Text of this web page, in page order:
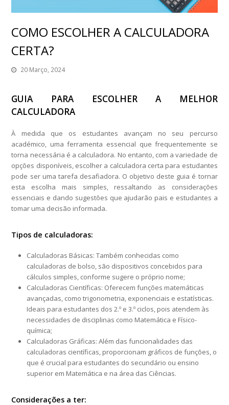
COMO ESCOLHER A CALCULADORA
CERTA?
20 Março, 2024
GUIA PARA ESCOLHER A MELHOR
CALCULADORA
À medida que os estudantes avançam no seu percurso
académico, uma ferramenta essencial que frequentemente se
torna necessária é a calculadora. No entanto, com a variedade de
opções disponíveis, escolher a calculadora certa para estudantes
pode ser uma tarefa desafiadora. O objetivo deste guia é tornar
esta escolha mais simples, ressaltando as considerações
essenciais e dando sugestões que ajudarão pais e estudantes a
tomar uma decisão informada.
Tipos de calculadoras:
Calculadoras Básicas: Também conhecidas como
calculadoras de bolso, são dispositivos concebidos para
cálculos simples, conforme sugere o próprio nome;
Calculadoras Científicas: Oferecem funções matemáticas
avançadas, como trigonometria, exponenciais e estatísticas.
Ideais para estudantes dos 2.º e 3.º ciclos, pois atendem às
necessidades de disciplinas como Matemática e Físico-
química;
Calculadoras Gráficas: Além das funcionalidades das
calculadoras científicas, proporcionam gráficos de funções, o
que é crucial para estudantes do secundário ou ensino
superior em Matemática e na área das Ciências.
Considerações a ter: